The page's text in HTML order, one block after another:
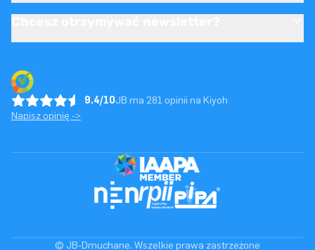
9.4/10JB ma 281 opinii na Kiyoh
Napisz opinię ->
© JB-Dmuchane. Wszelkie prawa zastrzeżone